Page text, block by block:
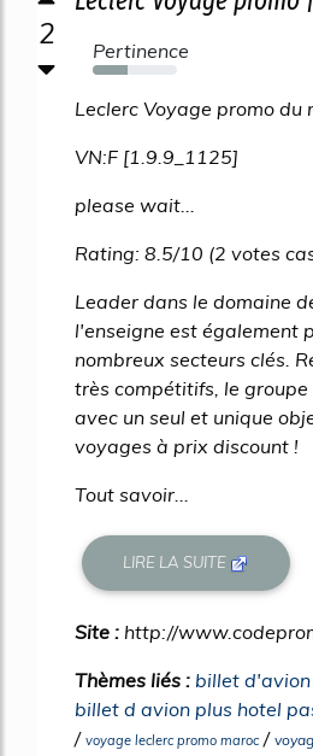
2 Pertinence
42%
Leclerc Voyage promo
VN:F [1.9.9_1125]
please wait...
Rating: 8.5/10 (2 votes
Leader dans le domaine
l'enseigne est également
nombreux secteurs clés.
très compétitifs, le
avec un seul et unique
voyages à prix discount !
Tout savoir...
LIRE LA SUITE
Site : http://
Thèmes liés : billet
billet d avion plus hotel
/ voyage leclerc promo maroc/